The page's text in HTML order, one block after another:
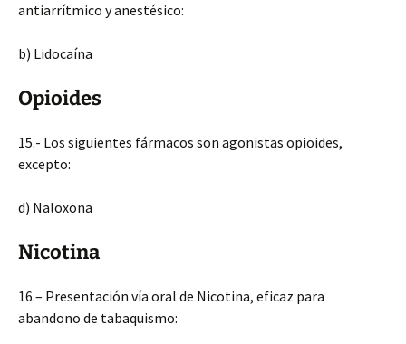
antiarrítmico y anestésico:
b) Lidocaína
Opioides
15.- Los siguientes fármacos son agonistas opioides,
excepto:
d) Naloxona
Nicotina
16.– Presentación vía oral de Nicotina, eficaz para
abandono de tabaquismo: